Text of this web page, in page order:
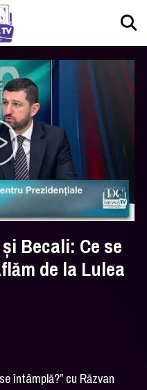
Becali: Ce se
de la Lulea
întâmplă?” cu Răzvan